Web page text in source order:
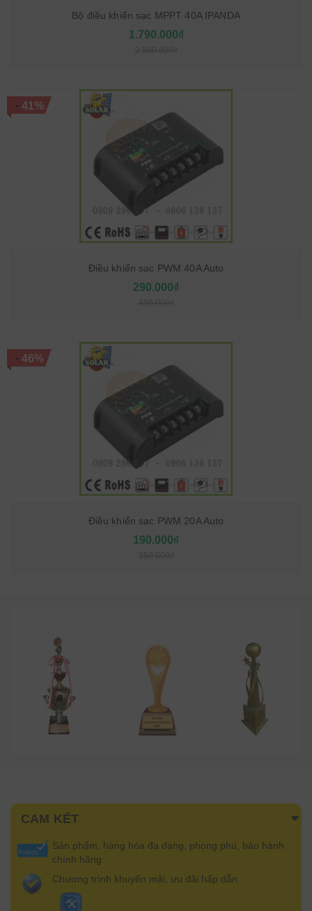
Bộ điều khiển sạc MPPT 40A IPANDA
1.790.000₫
-41%
Điều khiển sạc PWM 40A Auto
290.000₫
-46%
Điều khiển sạc PWM 20A Auto
190.000₫
CAM KẾT
Sản phẩm, hàng hóa đa dạng, phong phú, bảo hành
chính hãng
Chương trình khuyến mãi, ưu đãi hấp dẫn